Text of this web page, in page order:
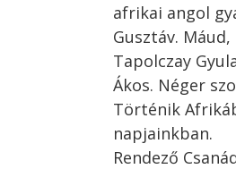
afrikai angol
Gusztáv.
Tapolczay
Ákos. Néger
Történik
napjainkban.
Rendező